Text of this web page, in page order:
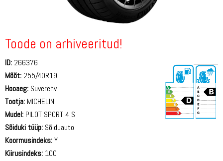
Toode on arhiveeritud!
ID: 266376
Mõõt: 255/40R19
Hooaeg: Suverehv
Tootja: MICHELIN
Mudel: PILOT SPORT 4 S
Sõiduki tüüp: Sõiduauto
Koormusindeks:Y
Kiirusindeks: 100